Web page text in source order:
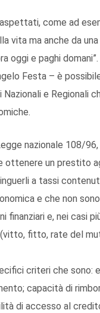
come ad
vita ma anche da
oggi e paghi domani”.
Festa – è
e Regionali
nazionale 108/
ottenere un prestito
a tassi
e che non
e, nei casi
fitto, rate del
criteri che
capacità di
di accesso al